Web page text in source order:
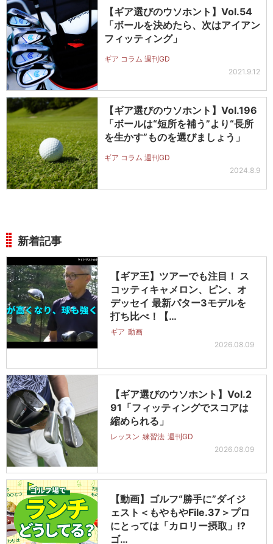
【ギア選びのウソホント】Vol.54
「ボールを決めたら、次はアイアン
フィッティング」
ギア コラム 週刊GD
2021.9.12
【ギア選びのウソホント】Vol.196
「ボールは“短所を補う”より“長所
を生かす”ものを選びましょう」
ギア コラム 週刊GD
2024.8.9
新着記事
【ギア王】ツアーでも注目！ ス
コッティキャメロン、ピン、オ
デッセイ 最新パター3モデルを
打ち比べ！【…
ギア 動画
2026.08.09
【ギア選びのウソホント】Vol.2
91「フィッティングでスコアは
縮められる」
レッスン 練習法 週刊GD
2026.08.09
【動画】ゴルフ“勝手に”ダイジ
ェスト＜もやもやFile.37＞プロ
にとっては「カロリー摂取」!?
ゴ…